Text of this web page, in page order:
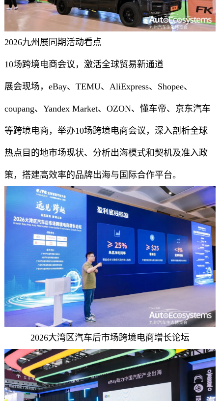
2026九州展同期活动看点
10场跨境电商会议，激活全球贸易新通道
展会现场，eBay、TEMU、AliExpress、Shopee、
coupang、Yandex Market、OZON、懂车帝、京东汽车
等跨境电商，举办10场跨境电商会议，深入剖析全球
热点目的地市场现状、分析出海模式和契机及准入政
策，搭建高效率的品牌出海与国际合作平台。
2026大湾区汽车后市场跨境电商增长论坛